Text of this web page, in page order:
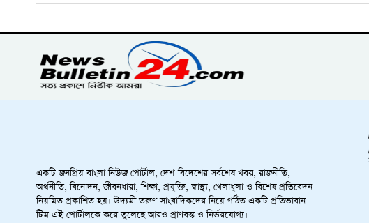
একটি জনপ্রিয় বাংলা নিউজ পোর্টাল, দেশ-বিদেশের সর্বশেষ খবর, রাজনীতি,
অর্থনীতি, বিনোদন, জীবনধারা, শিক্ষা, প্রযুক্তি, স্বাস্থ্য, খেলাধুলা ও বিশেষ প্রতিবেদন
নিয়মিত প্রকাশিত হয়। উদ্যমী তরুণ সাংবাদিকদের নিয়ে গঠিত একটি প্রতিভাবান
টিম এই পোর্টালকে করে তুলেছে আরও প্রাণবন্ত ও নির্ভরযোগ্য।